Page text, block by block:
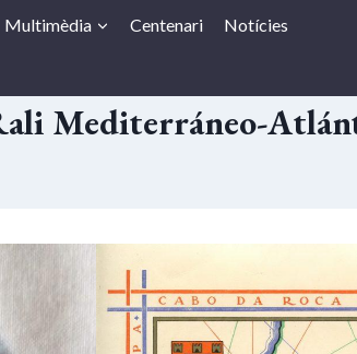
Multimèdia Centenari Notícies
Mediterráneo-